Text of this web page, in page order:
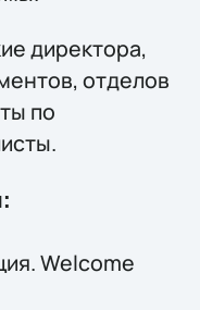
директора,
отделов
по
Welcome